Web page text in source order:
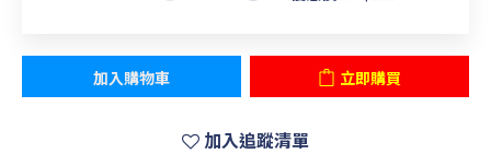
加入購物車 立即購買
加入追蹤清單